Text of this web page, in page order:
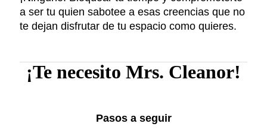
a ser tu quien sabotee a esas creencias que no
te dejan disfrutar de tu espacio como quieres.
¡Te necesito Mrs. Cleanor!
Pasos a seguir